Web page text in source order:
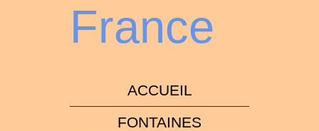
France
ACCUEIL
FONTAINES